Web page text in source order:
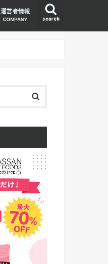
search
運営者情報
COMPANY